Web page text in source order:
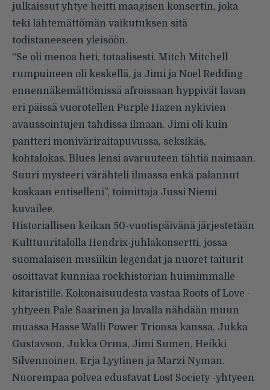
julkaissut yhtye heitti maagisen konsertin, joka
teki lähtemättömän vaikutuksen sitä
todistaneeseen yleisöön.
“Se oli menoa heti, totaalisesti. Mitch Mitchell
rumpuineen oli keskellä, ja Jimi ja Noel Redding
ennennäkemättömissä afroissaan hyppivät lavan
eri päissä vuorotellen Purple Hazen nykivien
avaussointujen tahdissa ilmaan. Jimi oli kuin
pantteri moniväriraitapuvussa, seksikäs,
kohtalokas. Blues lensi avaruuteen tähtiä naimaan.
Suuri mysteeri värähteli ilmassa enkä palannut
koskaan entiselleni”, toimittaja Jussi Niemi
kuvailee.
Historiallisen keikan 50-vuotispäivänä järjestetään
Kulttuuritalolla Hendrix-juhlakonsertti, jossa
suomalaisen musiikin legendat ja nuoret taiturit
osoittavat kunniaa rockhistorian huimimmalle
kitaristille. Kokonaisuudesta vastaa Roots of Love -
yhtyeen Pale Saarinen ja lavalla nähdään muun
muassa Hasse Walli Power Trionsa kanssa, Jukka
Gustavson, Jukka Orma, Jimi Sumen, Heikki
Silvennoinen, Erja Lyytinen ja Marzi Nyman.
Nuorempaa polvea edustavat Lost Society -yhtyeen